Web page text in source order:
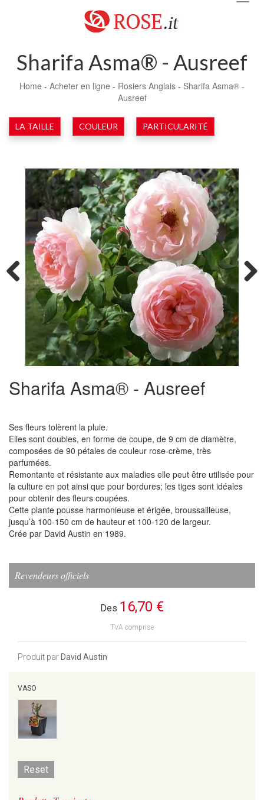
Sharifa Asma® - Ausreef
Home - Acheter en ligne - Rosiers Anglais - Sharifa Asma® -
Ausreef
LA TAILLE COULEUR PARTICULARITÉ
Previous
Sharifa Asma® - Ausreef
Ses fleurs tolèrent la pluie.
Elles sont doubles, en forme de coupe, de 9 cm de diamètre,
composées de 90 pétales de couleur rose-crème, très
parfumées.
Remontante et résistante aux maladies elle peut être utilisée pour
la culture en pot ainsi que pour bordures; les tiges sont idéales
pour obtenir des fleurs coupées.
Cette plante pousse harmonieuse et érigée, broussailleuse,
jusqu’à 100-150 cm de hauteur et 100-120 de largeur.
Crée par David Austin en 1989.
Revendeurs officiels
Des 16,70 €
TVA comprise
Produit par David Austin
VASO
Reset